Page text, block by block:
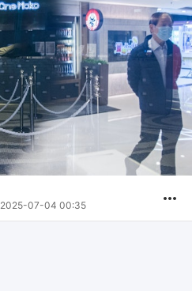
2025-07-04 00:35